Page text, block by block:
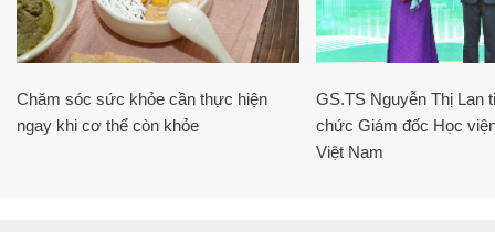
Chăm sóc sức khỏe cần thực hiện
ngay khi cơ thể còn khỏe
GS.TS Nguyễn Thị Lan
chức Giám đốc Học
Việt Nam